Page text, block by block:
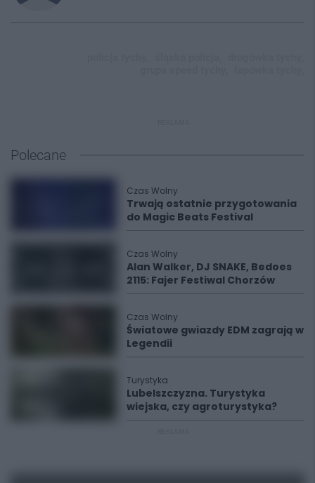
Polecane
Czas Wolny
Trwają ostatnie przygotowania
do Magic Beats Festival
Czas Wolny
Alan Walker, DJ SNAKE, Bedoes
2115: Fajer Festiwal Chorzów
Czas Wolny
Światowe gwiazdy EDM zagrają w
Legendii
Turystyka
Lubelszczyzna. Turystyka
wiejska, czy agroturystyka?